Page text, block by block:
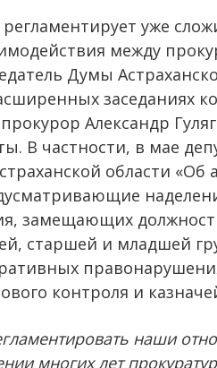
уже
между
Думы
заседаниях
Александр
В частности, в мае
области
замещающих
старшей и младшей
контроля и
наши
многих лет